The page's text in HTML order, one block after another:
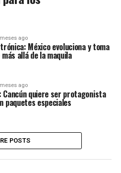
ago
México evoluciona y toma
allá de la maquila
ago
Cancún quiere ser protagonista
paquetes especiales
POSTS